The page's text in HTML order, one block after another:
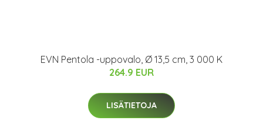
EVN Pentola -uppovalo, Ø 13,5 cm, 3 000 K
264.9 EUR
LISÄTIETOJA